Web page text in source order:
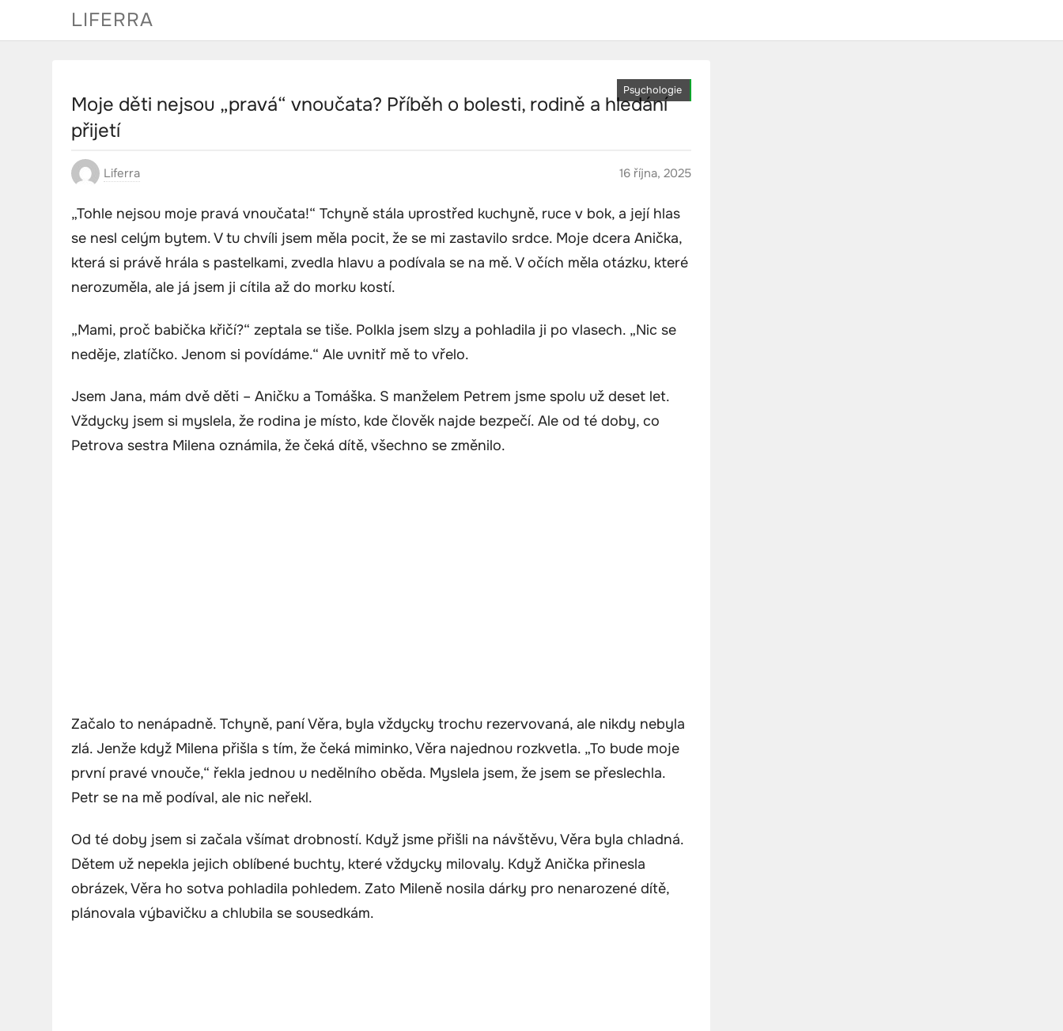
LIFERRA
Psychologie
Moje děti nejsou „pravá“ vnoučata? Příběh o bolesti, rodině a hledání
přijetí
Liferra 16 října, 2025
„Tohle nejsou moje pravá vnoučata!“ Tchyně stála uprostřed kuchyně, ruce v bok, a její hlas
se nesl celým bytem. V tu chvíli jsem měla pocit, že se mi zastavilo srdce. Moje dcera Anička,
která si právě hrála s pastelkami, zvedla hlavu a podívala se na mě. V očích měla otázku, které
nerozuměla, ale já jsem ji cítila až do morku kostí.
„Mami, proč babička křičí?“ zeptala se tiše. Polkla jsem slzy a pohladila ji po vlasech. „Nic se
neděje, zlatíčko. Jenom si povídáme.“ Ale uvnitř mě to vřelo.
Jsem Jana, mám dvě děti – Aničku a Tomáška. S manželem Petrem jsme spolu už deset let.
Vždycky jsem si myslela, že rodina je místo, kde člověk najde bezpečí. Ale od té doby, co
Petrova sestra Milena oznámila, že čeká dítě, všechno se změnilo.
Začalo to nenápadně. Tchyně, paní Věra, byla vždycky trochu rezervovaná, ale nikdy nebyla
zlá. Jenže když Milena přišla s tím, že čeká miminko, Věra najednou rozkvetla. „To bude moje
první pravé vnouče,“ řekla jednou u nedělního oběda. Myslela jsem, že jsem se přeslechla.
Petr se na mě podíval, ale nic neřekl.
Od té doby jsem si začala všímat drobností. Když jsme přišli na návštěvu, Věra byla chladná.
Dětem už nepekla jejich oblíbené buchty, které vždycky milovaly. Když Anička přinesla
obrázek, Věra ho sotva pohladila pohledem. Zato Mileně nosila dárky pro nenarozené dítě,
plánovala výbavičku a chlubila se sousedkám.